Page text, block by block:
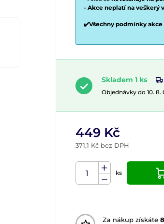
- Akce neplatí na veškerý
✔️Všechny podmínky
Skladem 1 ks
Objednávky do 10.
449 Kč
371,1 Kč bez DPH
ks
Za nákup získáte